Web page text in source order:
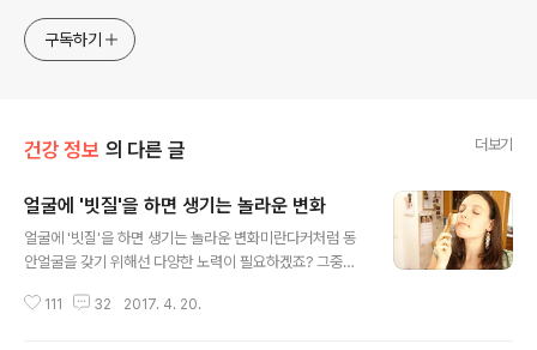
구독하기
건강 정보 의 다른 글 더보기
얼굴에 '빗질'을 하면 생기는 놀라운 변화
얼굴에 '빗질'을 하면 생기는 놀라운 변화미란다커처럼 동
안얼굴을 갖기 위해선 다양한 노력이 필요하겠죠? 그중에
만 잘해도 몇 년은 젊어보인다는 말이 있잖아요. 그렇다면
111 32 2017. 4. 20.